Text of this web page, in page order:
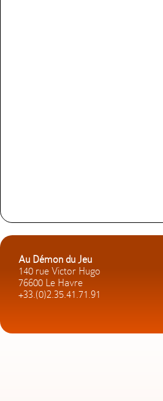
Au Démon du Jeu
140 rue Victor Hugo
76600 Le Havre
+33.(0)2.35.41.71.91